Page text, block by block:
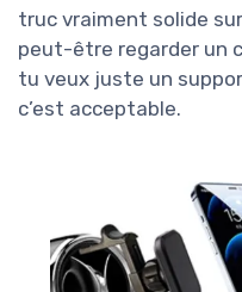
truc vraiment solide
peut-être regarder un
tu veux juste un
c’est acceptable.